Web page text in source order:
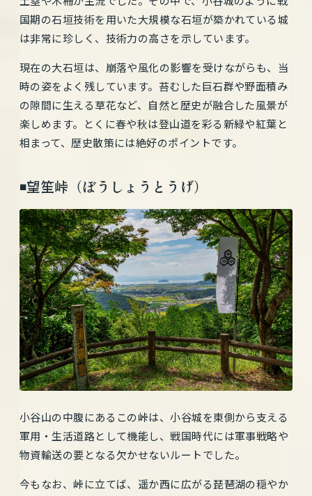
国期の石垣技術を用いた大規模な石垣が築かれている城
は非常に珍しく、技術力の高さを示しています。
現在の大石垣は、崩落や風化の影響を受けながらも、当
時の姿をよく残しています。苔むした巨石群や野面積み
の隙間に生える草花など、自然と歴史が融合した風景が
楽しめます。とくに春や秋は登山道を彩る新緑や紅葉と
相まって、歴史散策には絶好のポイントです。
◾️望笙峠（ぼうしょうとうげ）
小谷山の中腹にあるこの峠は、小谷城を東側から支える
軍用・生活道路として機能し、戦国時代には軍事戦略や
物資輸送の要となる欠かせないルートでした。
今もなお、峠に立てば、遥か西に広がる琵琶湖の穏やか